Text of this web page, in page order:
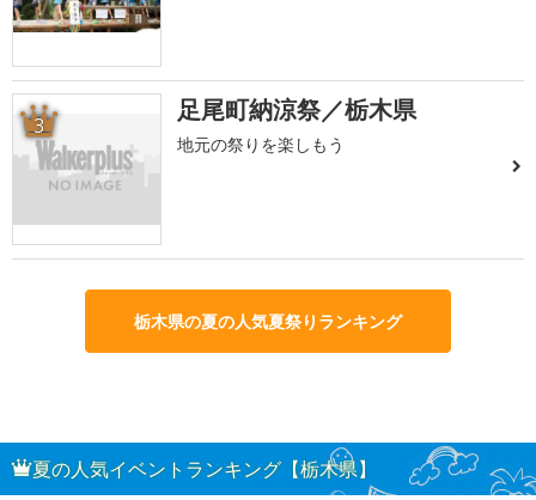
3 足尾町納涼祭／栃木県
地元の祭りを楽しもう
栃木県の夏の人気夏祭りランキング
夏の人気イベントランキング【栃木県】